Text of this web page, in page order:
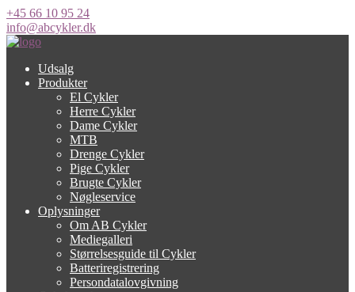
+45 66 10 95 24
info@abcykler.dk
Udsalg
Produkter
El Cykler
Herre Cykler
Dame Cykler
MTB
Drenge Cykler
Pige Cykler
Brugte Cykler
Nøgleservice
Oplysninger
Om AB Cykler
Mediegalleri
Størrelsesguide til Cykler
Batteriregistrering
Persondatalovgivning